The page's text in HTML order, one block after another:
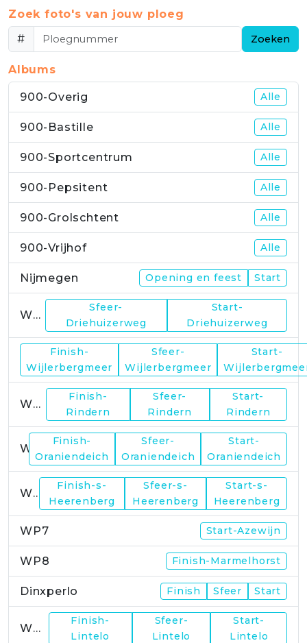
Zoek foto's van jouw ploeg
#
Zoeken
Albums
900-Overig Alle
900-Bastille Alle
900-Sportcentrum Alle
900-Pepsitent Alle
900-Grolschtent Alle
900-Vrijhof Alle
Nijmegen Opening en feest Start
WP1
Sfeer-
Driehuizerweg
Start-
Driehuizerweg
Finish-
Wijlerbergmeer
Sfeer-
Wijlerbergmeer
Start-
WP4
Finish-
Rindern
Sfeer-
Rindern
Start-
Rindern
Finish-
Oraniendeich
Sfeer-
Oraniendeich
Start-
Oraniendeich
WP6
Finish-s-
Heerenberg
Sfeer-s-
Heerenberg
Start-s-
Heerenberg
WP7 Start-Azewijn
WP8 Finish-Marmelhorst
Dinxperlo Finish Sfeer Start
WP11
Finish-
Lintelo
Sfeer-
Lintelo
Start-
Lintelo